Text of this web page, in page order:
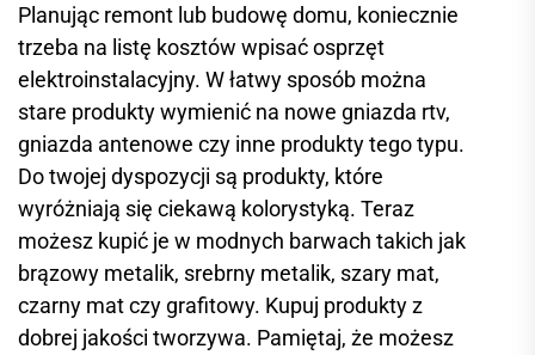
Planując remont lub budowę domu, koniecznie
trzeba na listę kosztów wpisać osprzęt
elektroinstalacyjny. W łatwy sposób można
stare produkty wymienić na nowe gniazda rtv,
gniazda antenowe czy inne produkty tego typu.
Do twojej dyspozycji są produkty, które
wyróżniają się ciekawą kolorystyką. Teraz
możesz kupić je w modnych barwach takich jak
brązowy metalik, srebrny metalik, szary mat,
czarny mat czy grafitowy. Kupuj produkty z
dobrej jakości tworzywa. Pamiętaj, że możesz